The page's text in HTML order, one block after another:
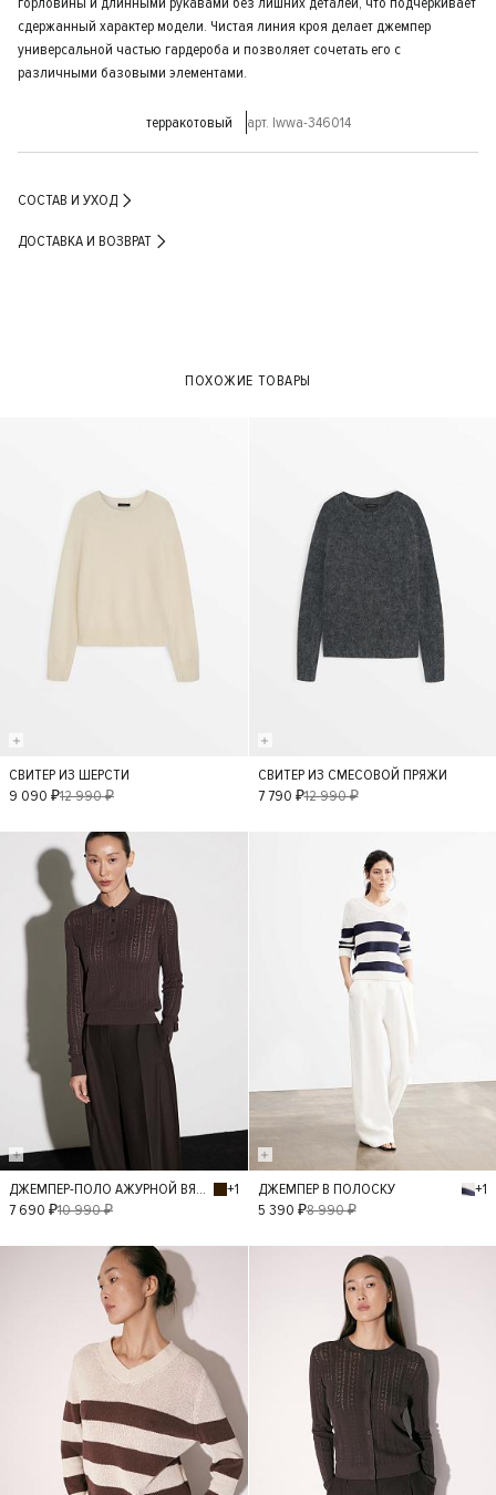
сдержанный характер модели. Чистая линия кроя делает джемпер
универсальной частью гардероба и позволяет сочетать его с
различными базовыми элементами.
терракотовый арт. lwwa-346014
СОСТАВ И УХОД
ДОСТАВКА И ВОЗВРАТ
ПОХОЖИЕ ТОВАРЫ
M
СВИТЕР ИЗ ШЕРСТИ
9 090 ₽12 990 ₽ M
СВИТЕР ИЗ СМЕСОВОЙ ПРЯЖИ
7 790 ₽12 990 ₽
S L
ДЖЕМПЕР-ПОЛО АЖУРНОЙ ВЯЗКИ
+1
7 690 ₽10 990 ₽ S L
XS
ДЖЕМПЕР В ПОЛОСКУ
+1
5 390 ₽8 990 ₽